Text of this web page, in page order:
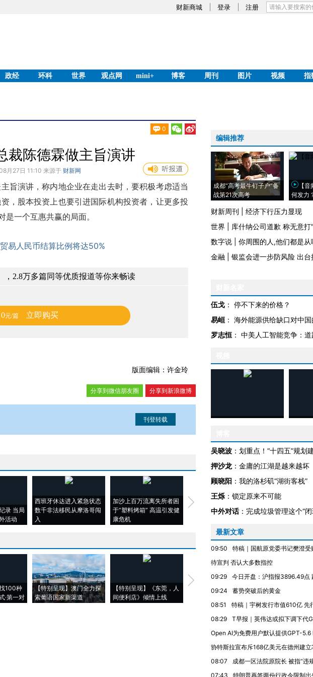
财新商城 登录 注册
政经 环科 世界 观点网 mini+ 博客 周刊 图片 视频 指
0
裁陈德霖做主旨演讲
月27日 11:10 来源于 财新网
演讲，称内地企业在走出去时，要积极考虑适当
，股本投资上也要引进国际机构投资者，让更多投
是一个互惠共赢的局面。
易人民币结算比例将达50%
，2.8万多篇同等优质报道等你来畅读
0元/篇 立即购买
版面编辑：许金玲
分享到新浪微博
分享到微信朋友圈
录 当局
活动
西班牙休达进入紧急状态
数千非法移民从摩洛哥闯
入
加沙上百万流离失所者困
于“塑料烤箱” 高温引发健
康危机
视线｜HYROX的吸金
术：是什么让中产们甘
马航飞行员跨国
粒摇头丸 尿检体
100种
·第一对
【特别呈现】澳门全力探
索葡语国家新渠道
【特别呈现】《东莞，人
间便利店》倾情上线
【推广】走进第四届链博
会，让数智科技“链”接产
【特别呈现】寻
编辑推荐
成都“高考最牛钉子户”备
战第21次高考
【
何发力
财新周刊
经济下行压力显现
世界
库什纳公司道歉 称无意
数字说
你周围的人,他们都是从
金融
银监会进一步防风险 出台
伍戈 ： 停不下来的价格？
易峘 ： 海外能源供给缺口对中国
罗志恒 ： 中美人工智能竞争：
吴晓波 ： 划重点！“十四五”规划
押沙龙 ： 金庸的江湖是越来越坏
顾晓阳 ： 我的洛杉矶“湖街客栈”
王烁 ： 锁定原来不可能
中外对话： 完成垃圾管理这个“闭
最新文章
09:50
特稿｜国航原党委书记樊澄
待宣判 否认大多数指控
09:29
今日开盘：沪指报3896.49点
09:24
蓄势突破后的黄金
08:51
特稿｜宇树发行市值610亿 先
08:29
T早报｜英伟达或拟下调下代
Open AI为免费用户默认提供GPT-
协特斯拉宣布斥168亿美元在德州建
08:07
成都一区法院原院长 被指“违
07:43
特朗普再签两份行政令限制